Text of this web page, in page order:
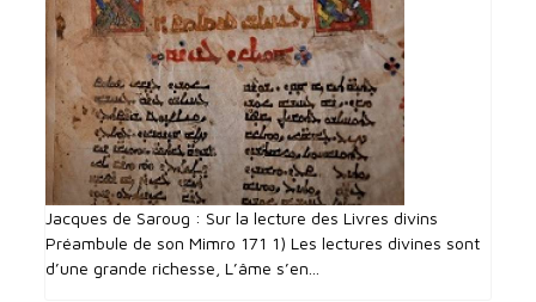
Jacques de Saroug : Sur la lecture des Livres divins
Préambule de son Mimro 171 1) Les lectures divines sont
d’une grande richesse, L’âme s’en...